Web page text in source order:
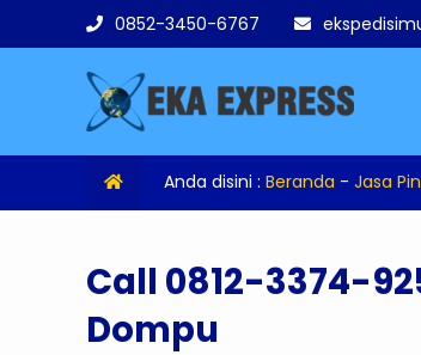
0852-3450-6767
Anda disini : Beranda - Jasa
Call 0812-3374-
Dompu